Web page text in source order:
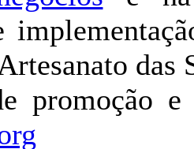
das
promoção e